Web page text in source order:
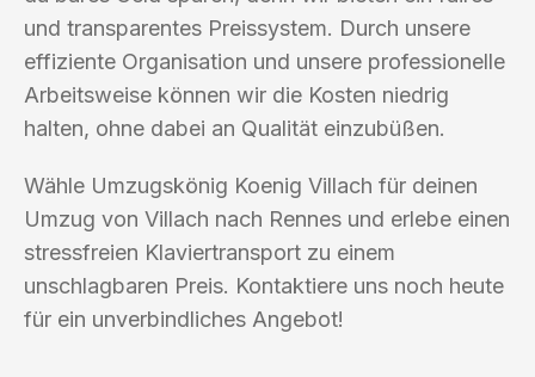
und transparentes Preissystem. Durch unsere
effiziente Organisation und unsere professionelle
Arbeitsweise können wir die Kosten niedrig
halten, ohne dabei an Qualität einzubüßen.
Wähle Umzugskönig Koenig Villach für deinen
Umzug von Villach nach Rennes und erlebe einen
stressfreien Klaviertransport zu einem
unschlagbaren Preis. Kontaktiere uns noch heute
für ein unverbindliches Angebot!